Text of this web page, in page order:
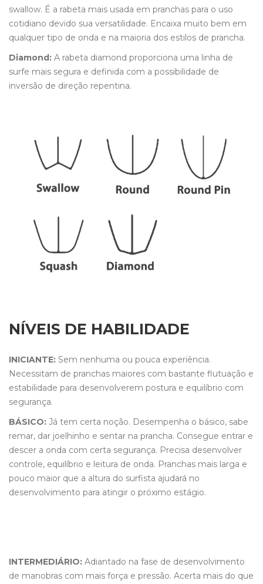
swallow. É a rabeta mais usada em pranchas para o uso
cotidiano devido sua versatilidade. Encaixa muito bem em
qualquer tipo de onda e na maioria dos estilos de prancha.
Diamond: A rabeta diamond proporciona uma linha de
surfe mais segura e definida com a possibilidade de
inversão de direção repentina.
NÍVEIS DE HABILIDADE
INICIANTE: Sem nenhuma ou pouca experiência.
Necessitam de pranchas maiores com bastante flutuação e
estabilidade para desenvolverem postura e equilíbrio com
segurança.
BÁSICO: Já tem certa noção. Desempenha o básico, sabe
remar, dar joelhinho e sentar na prancha. Consegue entrar e
descer a onda com certa segurança. Precisa desenvolver
controle, equilíbrio e leitura de onda. Pranchas mais larga e
pouco maior que a altura do surfista ajudará no
desenvolvimento para atingir o próximo estágio.
INTERMEDIÁRIO: Adiantado na fase de desenvolvimento
de manobras com mais força e pressão. Acerta mais do que